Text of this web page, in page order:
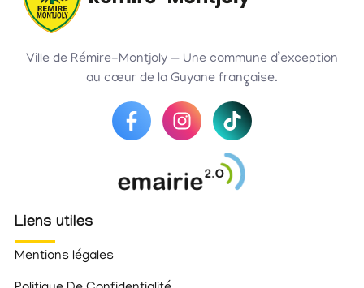
Ville de Rémire-Montjoly — Une commune d’exception
au cœur de la Guyane française.
Liens utiles
Mentions légales